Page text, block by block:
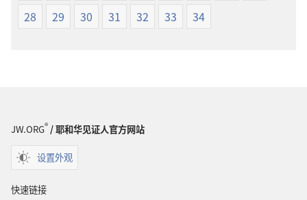
28
29 30 31 32 33 34
JW.ORG® / 耶和华见证人官方网站
设置外观
快速链接